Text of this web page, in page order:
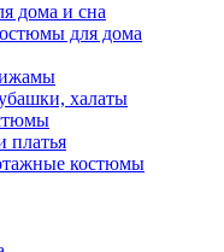
дома и сна
для дома
халаты
платья
костюмы